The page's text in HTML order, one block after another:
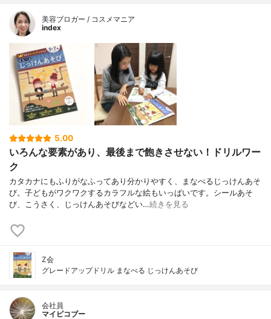
美容ブロガー / コスメマニア
index
5.00
いろんな要素があり、最後まで飽きさせない！ドリルワー
ク
カタカナにもふりがなふってあり分かりやすく、まなべるじっけんあそ
び。子どもがワクワクするカラフルな絵もいっぱいです。シールあそ
び、こうさく、じっけんあそびなどい…続きを見る
Z会
グレードアップドリル まなべる じっけんあそび
会社員
マイピコブー